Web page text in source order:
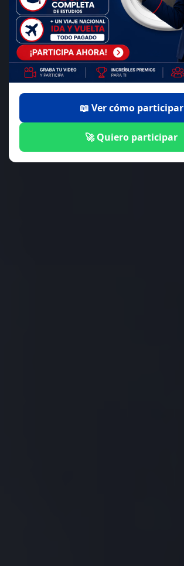
📖 Ver cómo participar
🚀 Quiero participar